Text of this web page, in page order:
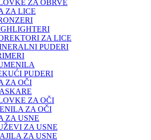
ZA OBRVE
ZA LICE
ZA LICE
PUDERI
PUDERI
ZA OČI
ZA OČI
ZA OČI
ZA USNE
ZA USNE
ZA USNE